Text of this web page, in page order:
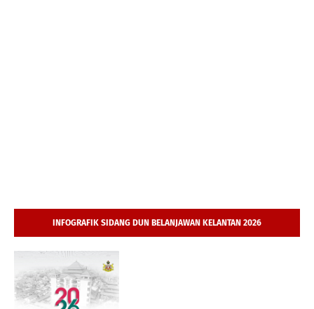
INFOGRAFIK SIDANG DUN BELANJAWAN KELANTAN 2026